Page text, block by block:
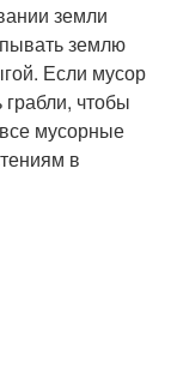
земли
землю
Если мусор
чтобы
мусорные
в